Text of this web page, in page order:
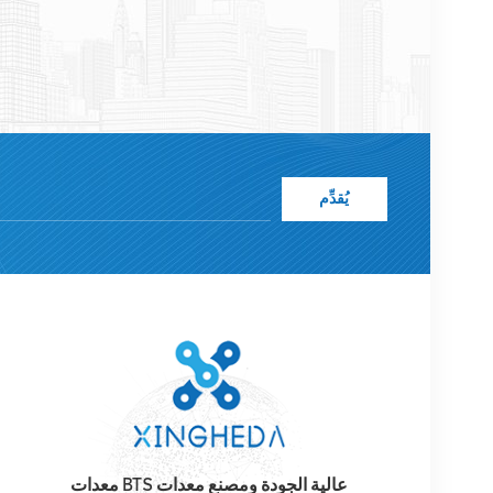
يُقدِّم
معدات BTS عالية الجودة ومصنع معدات